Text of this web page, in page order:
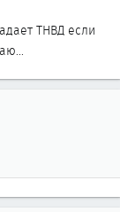
ТНВД если